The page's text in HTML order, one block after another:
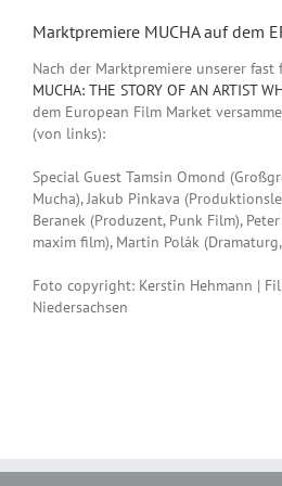
Marktpremiere MUCHA auf dem
Nach der Marktpremiere unserer
MUCHA: THE STORY OF AN ARTIST
dem European Film Market
(von links):
Special Guest Tamsin Omond
Mucha), Jakub Pinkava
Beranek (Produzent, Punk Film),
maxim film), Martin Polák
Foto copyright: Kerstin Hehmann |
Niedersachsen